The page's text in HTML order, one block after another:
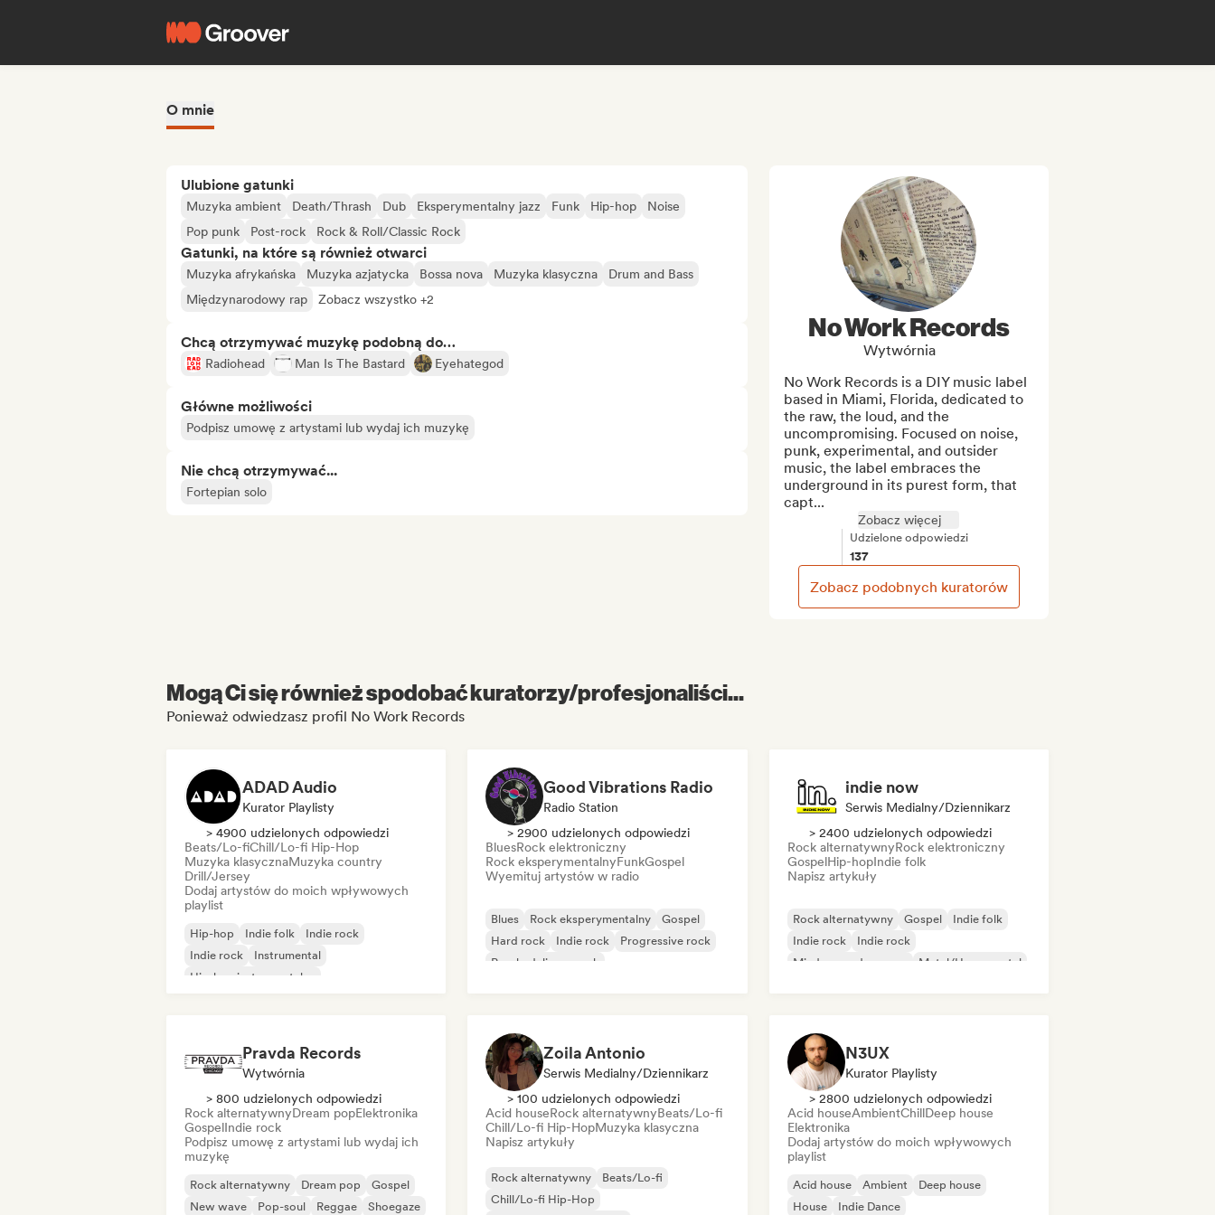
O mnie
Ulubione gatunki
Muzyka ambient Death/Thrash Dub Eksperymentalny jazz Funk Hip-hop
Noise
Pop punk
Post-rock Rock & Roll/Classic Rock
Gatunki, na które są również otwarci
Muzyka afrykańska Muzyka azjatycka Bossa nova Muzyka klasyczna
Drum and Bass
Międzynarodowy rap
Zobacz wszystko +2
Chcą otrzymywać muzykę podobną do…
Radiohead Man Is The Bastard Eyehategod
Główne możliwości
Podpisz umowę z artystami lub wydaj ich muzykę
Nie chcą otrzymywać...
Fortepian solo
No Work Records
Wytwórnia
No Work Records is a DIY music label
based in Miami, Florida, dedicated to
the raw, the loud, and the
uncompromising. Focused on noise,
punk, experimental, and outsider
music, the label embraces the
underground in its purest form, that
capt...
Zobacz więcej
Udzielone odpowiedzi
137
Zobacz podobnych kuratorów
Mogą Ci się również spodobać kuratorzy/profesjonaliści...
Ponieważ odwiedzasz profil No Work Records
ADAD Audio
Kurator Playlisty
> 4900 udzielonych odpowiedzi
Beats/Lo-fiChill/Lo-fi Hip-Hop
Muzyka klasycznaMuzyka country
Drill/Jersey
Dodaj artystów do moich wpływowych
playlist
Hip-hop Indie folk
Indie rock
Indie rock
Instrumental
Hip-hop instrumentalny
Good Vibrations Radio
Radio Station
> 2900 udzielonych odpowiedzi
BluesRock elektroniczny
Rock eksperymentalnyFunkGospel
Wyemituj artystów w radio
Blues Rock eksperymentalny
Gospel
Hard rock
Indie rock
Progressive rock
Psychedeliczny rock
indie now
Serwis Medialny/Dziennikarz
> 2400 udzielonych odpowiedzi
Rock alternatywnyRock elektroniczny
GospelHip-hopIndie folk
Napisz artykuły
Rock alternatywny Gospel
Indie folk
Indie rock
Indie rock
Międzynarodowy rap
Metal/Heavy metal
Pravda Records
Wytwórnia
> 800 udzielonych odpowiedzi
Rock alternatywnyDream popElektronika
GospelIndie rock
Podpisz umowę z artystami lub wydaj ich
muzykę
Rock alternatywny Dream pop
Gospel
New wave
Pop-soul Reggae Shoegaze
Zoila Antonio
Serwis Medialny/Dziennikarz
> 100 udzielonych odpowiedzi
Acid houseRock alternatywnyBeats/Lo-fi
Chill/Lo-fi Hip-HopMuzyka klasyczna
Napisz artykuły
Rock alternatywny
Beats/Lo-fi
Chill/Lo-fi Hip-Hop
N3UX
Kurator Playlisty
> 2800 udzielonych odpowiedzi
Acid houseAmbientChillDeep house
Elektronika
Dodaj artystów do moich wpływowych
playlist
Acid house Ambient
Deep house
House
Indie Dance